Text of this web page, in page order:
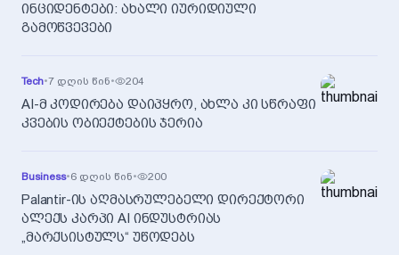
ინციდენტები: ახალი იურიდიული
გამოწვევები
Tech•7 დღის წინ• 204
AI-მ კოდირება დაიპყრო, ახლა კი სწრაფი
კვების ობიექტების ჯერია
Business•6 დღის წინ• 200
Palantir-ის აღმასრულებელი დირექტორი
ალექს კარპი AI ინდუსტრიას
„მარქსისტულს“ უწოდებს